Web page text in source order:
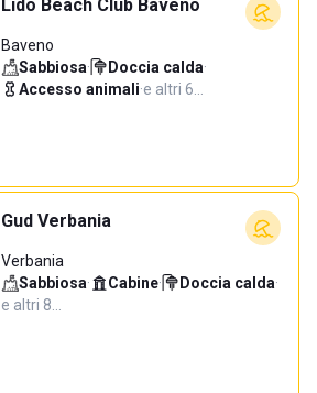
Lido Beach Club Baveno
Baveno
Sabbiosa· Doccia calda·
Accesso animali·e altri 6…
Gud Verbania
Verbania
Sabbiosa· Cabine· Doccia calda·
e altri 8…